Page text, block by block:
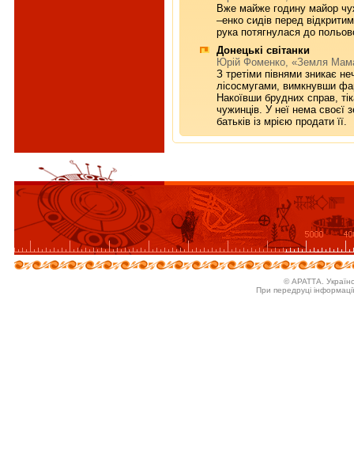
Вже майже годину майор
–енко сидів перед
рука потягнулася до
Донецькі світанки
Юрій Фоменко, «Земля
З третіми півнями зникає
лісоcмугами, вимкнувши
Накоївши брудних справ,
чужинців. У неї нема своєї
батьків із мрією продати її.
© АРАТТА.
При передруці